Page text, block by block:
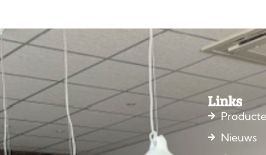
Links
Nieuws